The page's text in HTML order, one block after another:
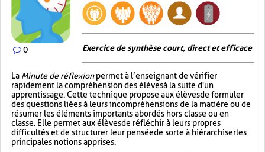
0 Exercice de synthèse court, direct et efficace
La Minute de réflexionpermet à l’enseignant de vérifier
rapidement la compréhension des élèves à la suite d'un
apprentissage. Cette technique propose aux élèves de formuler
des questions liées à leurs incompréhensions de la matière ou de
résumer les éléments importants abordés hors classe ou en
classe. Elle permet aux élèves de réfléchir à leurs propres
difficultés et de structurer leur pensée de sorte à hiérarchiser les
principales notions apprises.